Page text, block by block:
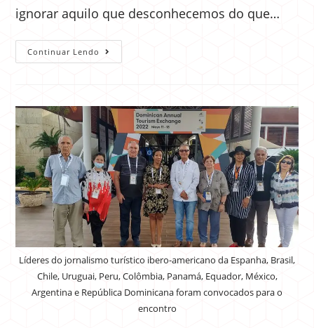
ignorar aquilo que desconhecemos do que…
Continuar Lendo
Líderes do jornalismo turístico ibero-americano da Espanha, Brasil,
Chile, Uruguai, Peru, Colômbia, Panamá, Equador, México,
Argentina e República Dominicana foram convocados para o
encontro